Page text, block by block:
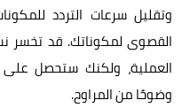
وتقليل سرعات التردد
القصوى لمكوناتك. قد تخسر
العملية، ولكنك ستحصل
وضوحًا من المراوح.